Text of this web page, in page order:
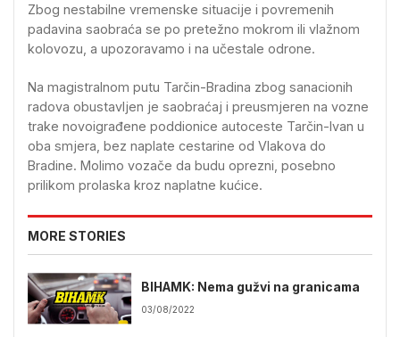
Zbog nestabilne vremenske situacije i povremenih
padavina saobraća se po pretežno mokrom ili vlažnom
kolovozu, a upozoravamo i na učestale odrone.
Na magistralnom putu Tarčin-Bradina zbog sanacionih
radova obustavljen je saobraćaj i preusmjeren na vozne
trake novoigrađene poddionice autoceste Tarčin-Ivan u
oba smjera, bez naplate cestarine od Vlakova do
Bradine. Molimo vozače da budu oprezni, posebno
prilikom prolaska kroz naplatne kućice.
MORE STORIES
BIHAMK: Nema gužvi na granicama
03/08/2022